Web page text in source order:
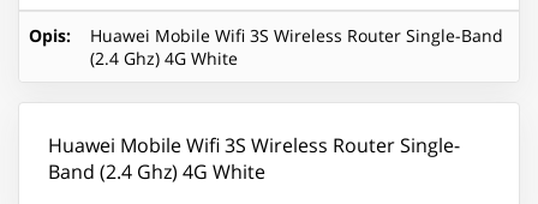
Opis:
Huawei Mobile Wifi 3S Wireless Router Single-Band
(2.4 Ghz) 4G White
Huawei Mobile Wifi 3S Wireless Router Single-
Band (2.4 Ghz) 4G White